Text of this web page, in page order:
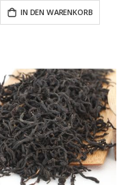
IN DEN WARENKORB